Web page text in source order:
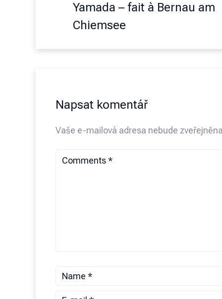
Yamada – fait à Bernau am
Chiemsee
Napsat komentář
Vaše e-mailová adresa nebude